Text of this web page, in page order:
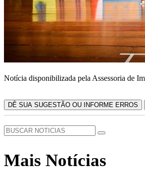
Notícia disponibilizada pela Assessoria de
DÊ SUA SUGESTÃO OU INFORME ERROS
Mais Notícias